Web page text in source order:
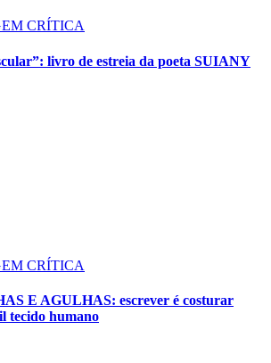
CRÍTICA
livro de estreia da poeta SUIANY
CRÍTICA
E AGULHAS: escrever é costurar
tecido humano